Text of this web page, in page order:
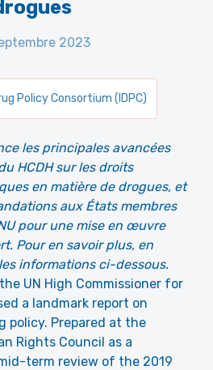
2023
Policy Consortium (IDPC)
les principales avancées
HCDH sur les droits
en matière de drogues, et
aux États membres
pour une mise en œuvre
Pour en savoir plus, en
informations ci-dessous.
UN High Commissioner for
a landmark report on
policy. Prepared at the
Rights Council as a
term review of the 2019